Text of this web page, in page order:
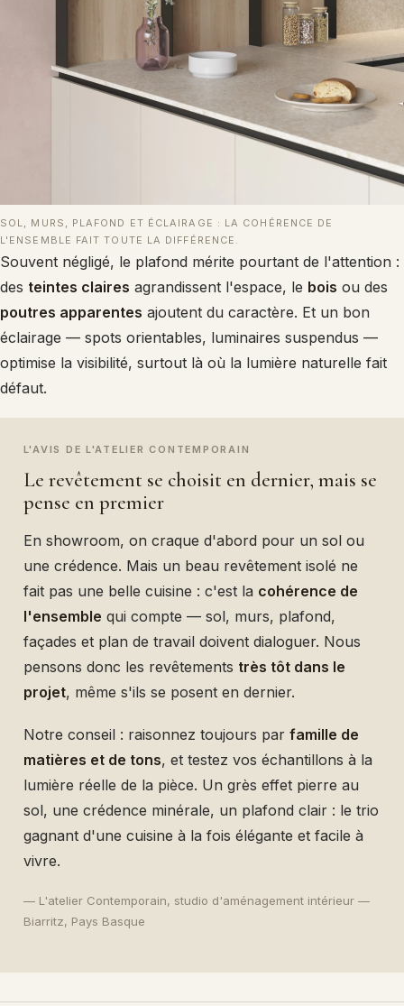
SOL, MURS, PLAFOND ET ÉCLAIRAGE : LA COHÉRENCE DE
L'ENSEMBLE FAIT TOUTE LA DIFFÉRENCE.
Souvent négligé, le plafond mérite pourtant de l'attention :
des teintes claires agrandissent l'espace, le bois ou des
poutres apparentes ajoutent du caractère. Et un bon
éclairage — spots orientables, luminaires suspendus —
optimise la visibilité, surtout là où la lumière naturelle fait
défaut.
L'AVIS DE L'ATELIER CONTEMPORAIN
Le revêtement se choisit en dernier, mais se
pense en premier
En showroom, on craque d'abord pour un sol ou
une crédence. Mais un beau revêtement isolé ne
fait pas une belle cuisine : c'est la cohérence de
l'ensemble qui compte — sol, murs, plafond,
façades et plan de travail doivent dialoguer. Nous
pensons donc les revêtements très tôt dans le
projet, même s'ils se posent en dernier.
Notre conseil : raisonnez toujours par famille de
matières et de tons, et testez vos échantillons à la
lumière réelle de la pièce. Un grès effet pierre au
sol, une crédence minérale, un plafond clair : le trio
gagnant d'une cuisine à la fois élégante et facile à
vivre.
— L'atelier Contemporain, studio d'aménagement intérieur —
Biarritz, Pays Basque